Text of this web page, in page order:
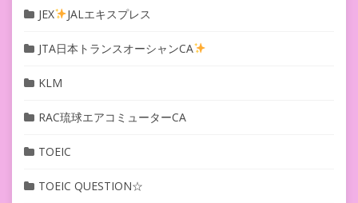
JEX JALエキスプレス
JTA日本トランスオーシャンCA
KLM
RAC琉球エアコミューターCA
TOEIC
TOEIC QUESTION☆